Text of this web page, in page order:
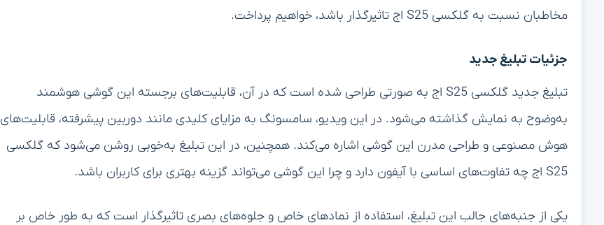
مخاطبان نسبت به گلکسی S25 اج تاثیرگذار باشد، خواهیم پرداخت.
جزئیات تبلیغ جدید
تبلیغ جدید گلکسی S25 اج به صورتی طراحی شده است که در آن، قابلیت‌های برجسته این گوشی هوشمند
به‌وضوح به نمایش گذاشته می‌شود. در این ویدیو، سامسونگ به مزایای کلیدی مانند دوربین پیشرفته، قابلیت‌های
هوش مصنوعی و طراحی مدرن این گوشی اشاره می‌کند. همچنین، در این تبلیغ به‌خوبی روشن می‌شود که گلکسی
S25 اج چه تفاوت‌های اساسی با آیفون دارد و چرا این گوشی می‌تواند گزینه بهتری برای کاربران باشد.
یکی از جنبه‌های جالب این تبلیغ، استفاده از نمادهای خاص و جلوه‌های بصری تاثیرگذار است که به طور خاص بر